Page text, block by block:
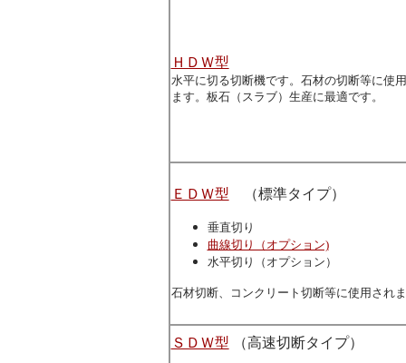
ＨＤＷ型
水平に切る切断機です。石材の切断等に使
ます。板石（スラブ）生産に最適です。
ＥＤＷ型 （標準タイプ）
垂直切り
曲線切り（オプション)
水平切り（オプション）
石材切断、コンクリート切断等に使用され
ＳＤＷ型 （高速切断タイプ）